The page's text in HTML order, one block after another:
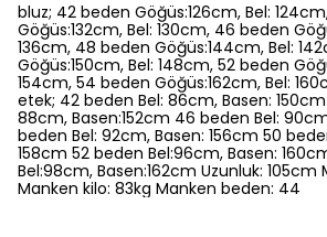
bluz; 42 beden Göğüs:126cm, Bel:
Göğüs:132cm, Bel: 130cm, 46 beden
136cm, 48 beden Göğüs:144cm, Bel:
Göğüs:150cm, Bel: 148cm, 52 beden
154cm, 54 beden Göğüs:162cm, Bel:
etek; 42 beden Bel: 86cm, Basen:
88cm, Basen:152cm 46 beden Bel:
beden Bel: 92cm, Basen: 156cm 50
158cm 52 beden Bel:96cm, Basen:
Bel:98cm, Basen:162cm Uzunluk: 105cm
Manken kilo: 83kg Manken beden: 44